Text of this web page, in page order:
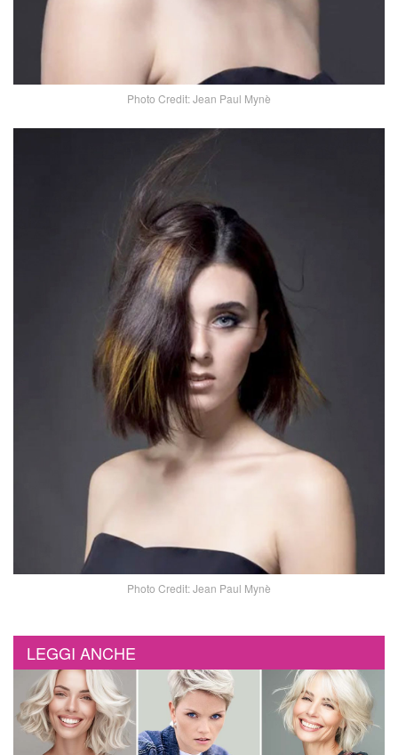
Photo Credit: Jean Paul Mynè
Photo Credit: Jean Paul Mynè
LEGGI ANCHE